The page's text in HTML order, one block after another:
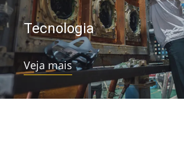
Tecnologia
Veja mais